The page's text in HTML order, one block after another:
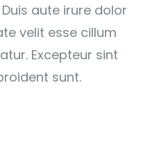
aute irure dolor
velit esse cillum
Excepteur sint
sunt.